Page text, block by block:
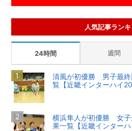
人気記事ラン
24時間 週間
清風が初優勝 男子最終
覧【近畿インターハイ
横浜隼人が初優勝 女子
果一覧【近畿インターハ